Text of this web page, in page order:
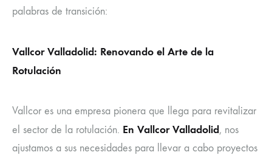
palabras de transición:
Vallcor Valladolid: Renovando el Arte de la
Rotulación
Vallcor es una empresa pionera que llega para revitalizar
el sector de la rotulación. En Vallcor Valladolid, nos
ajustamos a sus necesidades para llevar a cabo proyectos